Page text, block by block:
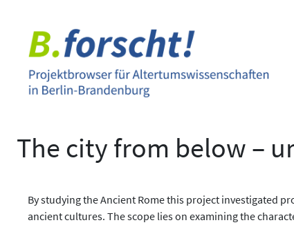
springen
The city from below –
By studying the Ancient Rome this project investigated
ancient cultures. The scope lies on examining the